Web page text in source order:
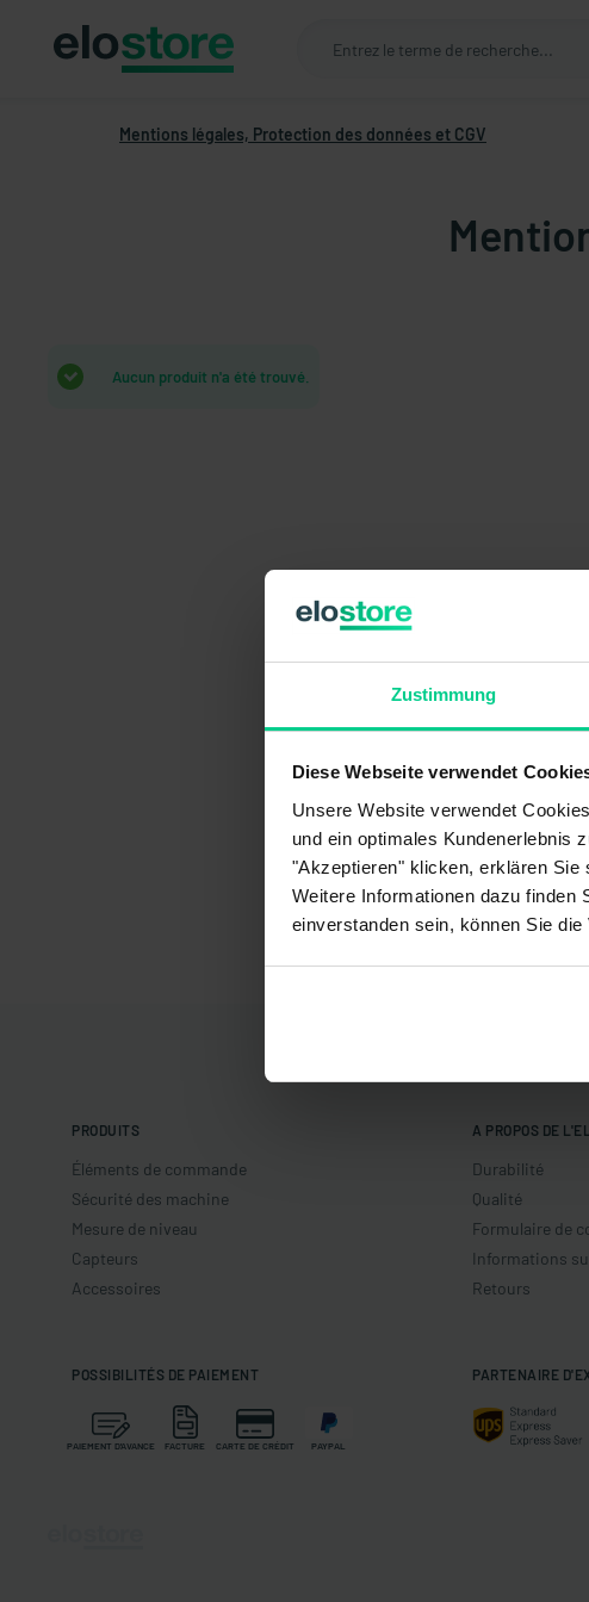
Zustimmung
Diese Webseite verwendet
Unsere Website verwendet
und ein optimales Kundenerlebnis
"Akzeptieren" klicken, erklären Sie
Weitere Informationen dazu finden
einverstanden sein, können Sie
Mentions légales, Protection des données et CGV
Aucun produit n'a été trouvé.
PRODUITS
Éléments de commande
Sécurité des machine
Mesure de niveau
Capteurs
Accessoires
A PROPOS DE
Durabilité
Qualité
Formulaire de
Informations
Retours
POSSIBILITÉS DE PAIEMENT
PAIEMENT D'AVANCE FACTURE CARTE DE CRÉDIT PAYPAL
PARTENAIRE